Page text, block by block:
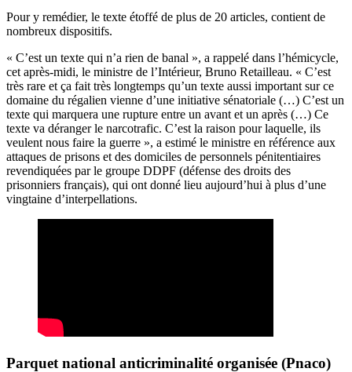
Pour y remédier, le texte étoffé de plus de 20 articles, contient de
nombreux dispositifs.
« C’est un texte qui n’a rien de banal », a rappelé dans l’hémicycle,
cet après-midi, le ministre de l’Intérieur, Bruno Retailleau. « C’est
très rare et ça fait très longtemps qu’un texte aussi important sur ce
domaine du régalien vienne d’une initiative sénatoriale (…) C’est un
texte qui marquera une rupture entre un avant et un après (…) Ce
texte va déranger le narcotrafic. C’est la raison pour laquelle, ils
veulent nous faire la guerre », a estimé le ministre en référence aux
attaques de prisons et des domiciles de personnels pénitentiaires
revendiquées par le groupe DDPF (défense des droits des
prisonniers français), qui ont donné lieu aujourd’hui à plus d’une
vingtaine d’interpellations.
Parquet national anticriminalité organisée (Pnaco)